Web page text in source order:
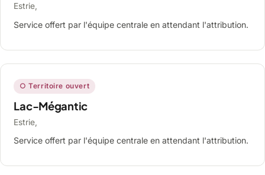
Estrie,
Service offert par l'équipe centrale en attendant l'attribution.
○ Territoire ouvert
Lac-Mégantic
Estrie,
Service offert par l'équipe centrale en attendant l'attribution.